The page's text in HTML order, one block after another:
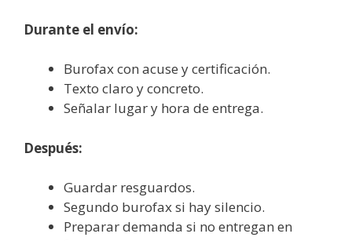
Durante el envío:
Burofax con acuse y certificación.
Texto claro y concreto.
Señalar lugar y hora de entrega.
Después:
Guardar resguardos.
Segundo burofax si hay silencio.
Preparar demanda si no entregan en